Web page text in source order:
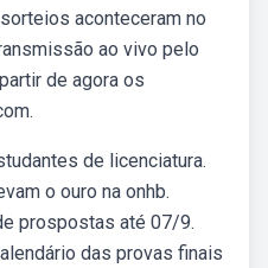
aconteceram no
ao vivo pelo
de agora os
de licenciatura.
o ouro na onhb.
prospostas até 07/9.
das provas finais